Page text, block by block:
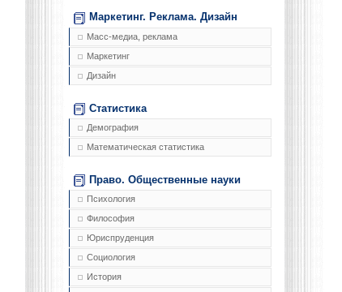
Маркетинг. Реклама. Дизайн
Масс-медиа, реклама
Маркетинг
Дизайн
Статистика
Демография
Математическая статистика
Право. Общественные науки
Психология
Философия
Юриспруденция
Социология
История